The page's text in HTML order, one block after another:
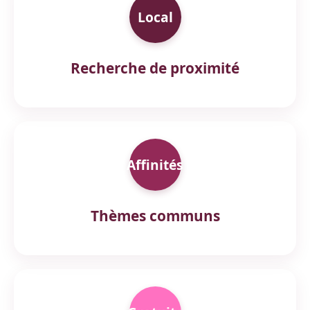
Local
Recherche de proximité
Affinités
Thèmes communs